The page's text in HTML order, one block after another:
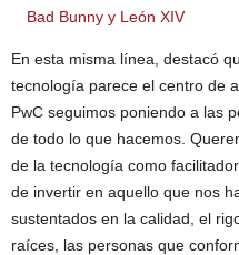
Bad Bunny y León XIV
En esta misma línea, destacó
tecnología parece el centro de
PwC seguimos poniendo a las
de todo lo que hacemos.
de la tecnología como
de invertir en aquello que nos
sustentados en la calidad, el
raíces, las personas que